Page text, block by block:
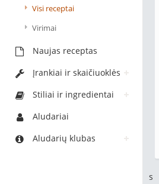
Visi receptai
Virimai
Naujas receptas
Įrankiai ir skaičiuoklės
Stiliai ir ingredientai
Aludariai
Aludarių klubas
s